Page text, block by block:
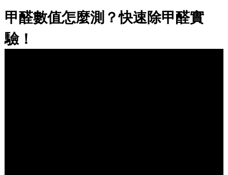
甲醛數值怎麼測？快速除甲醛實
驗！